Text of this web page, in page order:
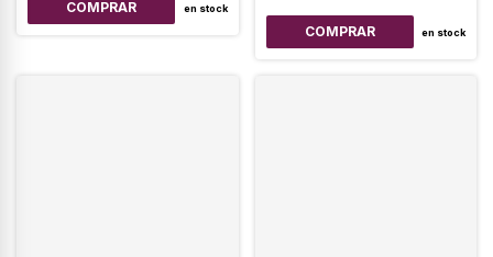
en stock
en stock